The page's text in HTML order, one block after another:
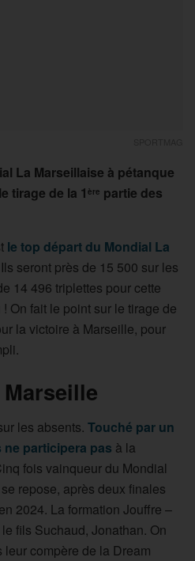
La Marseillaise à pétanque
tirage de la 1 ère partie des
le top départ du Mondial La
Ils seront près de 15 500 sur les
14 496 triplettes pour cette
On fait le point sur le tirage de
la victoire à Marseille, pour
les absents. Touché par un
participera pas à la
fois vainqueur du Mondial
repose, après deux finales
2024. La formation Jouffre –
fils Suchaud, Jonathan. On
compère de la Dream